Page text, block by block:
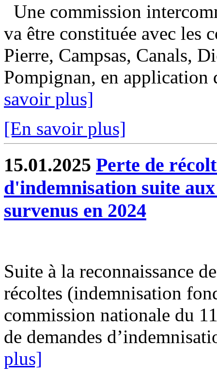
Une commission
va être constituée avec les
Pierre, Campsas, Canals,
Pompignan, en
savoir plus]
[En savoir plus]
15.01.2025 Perte de
d'indemnisation suite
survenus en 2024
Suite à la reconnaissance
récoltes (indemnisation
commission nationale du
de demandes
plus]